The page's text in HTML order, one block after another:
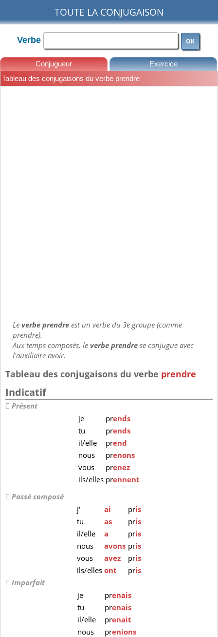
TOUTE LA CONJUGAISON
Verbe OK
Conjugueur Exercice
Tableau des conjugaisons du verbe prendre
Leverbe prendreest un verbe du 3e groupe (comme
prendre).
Aux temps composés, leverbe prendrese conjugue avec
l'auxiliaire avoir.
Tableau des conjugaisons du verbe prendre
Indicatif
Présent
je
prends
tu
prends
il/elle
prend
nous
prenons
vous
prenez
ils/elles prennent
Passé composé
j'
ai pris
tu
as pris
il/elle
a pris
nous
avons pris
vous
avez pris
ils/ellesont pris
Imparfait
je
prenais
tu
prenais
il/elle
prenait
nous
prenions